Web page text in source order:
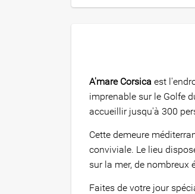
A'mare Corsica est
imprenable sur le Golfe
accueillir jusqu'à 300
Cette demeure
conviviale. Le lieu
sur la mer, de nombreux
Faites de votre jour